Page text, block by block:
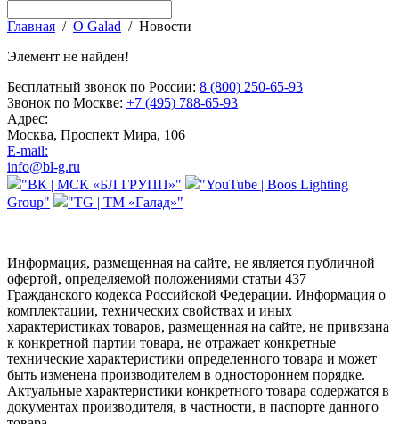
Главная / О Galad / Новости
Элемент не найден!
Бесплатный звонок по России: 8 (800) 250-65-93
Звонок по Москве: +7 (495) 788-65-93
Адрес:
Москва, Проспект Мира, 106
E-mail:
info@bl-g.ru
"ВК | МСК «БЛ ГРУПП»"
"YouTube | Boos Lighting
Group"
"TG | ТМ «Галад»"
Информация, размещенная на сайте, не является публичной
офертой, определяемой положениями статьи 437
Гражданского кодекса Российской Федерации. Информация о
комплектации, технических свойствах и иных
характеристиках товаров, размещенная на сайте, не привязана
к конкретной партии товара, не отражает конкретные
технические характеристики определенного товара и может
быть изменена производителем в одностороннем порядке.
Актуальные характеристики конкретного товара содержатся в
документах производителя, в частности, в паспорте данного